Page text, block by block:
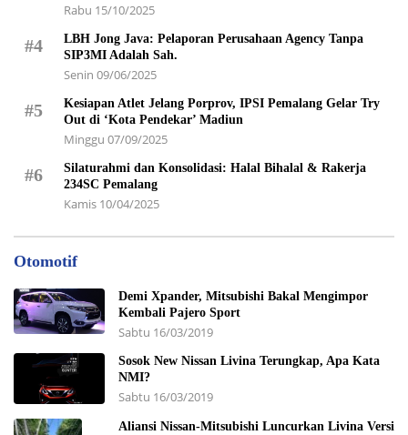
Rabu 15/10/2025
#4
LBH Jong Java: Pelaporan Perusahaan Agency Tanpa
SIP3MI Adalah Sah.
Senin 09/06/2025
#5
Kesiapan Atlet Jelang Porprov, IPSI Pemalang Gelar Try
Out di ‘Kota Pendekar’ Madiun
Minggu 07/09/2025
#6
Silaturahmi dan Konsolidasi: Halal Bihalal & Rakerja
234SC Pemalang
Kamis 10/04/2025
Otomotif
Demi Xpander, Mitsubishi Bakal Mengimpor
Kembali Pajero Sport
Sabtu 16/03/2019
Sosok New Nissan Livina Terungkap, Apa Kata
NMI?
Sabtu 16/03/2019
Aliansi Nissan-Mitsubishi Luncurkan Livina Versi